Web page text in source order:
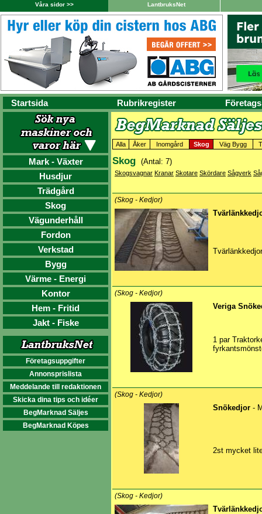
Våra sidor >> LantbruksNet
Startsida Rubrikregister
Mark - Växter
Husdjur
Trädgård
Skog
Vägunderhåll
Fordon
Verkstad
Bygg
Värme - Energi
Kontor
Hem - Fritid
Jakt - Fiske
Företagsuppgifter
Annonsprislista
Meddelande till redaktionen
Skicka dina tips och idéer
BegMarknad Säljes
BegMarknad Köpes
Alla Åker Inomgård Skog Väg Bygg
Skog (Antal: 7)
Skogsvagnar Kranar Skotare Skördare Sågverk
(Skog - Kedjor)
(Skog - Kedjor)
Veriga
1 par
(Skog - Kedjor)
Snökedjor -
2st mycket
(Skog - Kedjor)